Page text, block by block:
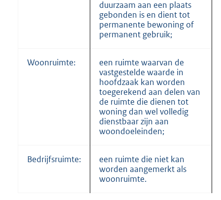
duurzaam aan een plaats
gebonden is en dient tot
permanente bewoning of
permanent gebruik;
Woonruimte:
een ruimte waarvan de
vastgestelde waarde in
hoofdzaak kan worden
toegerekend aan delen van
de ruimte die dienen tot
woning dan wel volledig
dienstbaar zijn aan
woondoeleinden;
Bedrijfsruimte:
een ruimte die niet kan
worden aangemerkt als
woonruimte.